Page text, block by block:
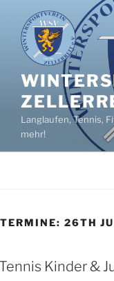
Inhalt
springen
Langlaufen, Tennis,
mehr!
TERMINE: 26TH
Kinder &